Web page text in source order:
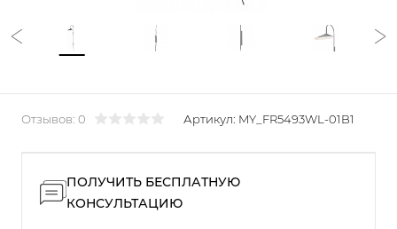
Отзывов: 0 Артикул: MY_FR5493WL-01B1
ПОЛУЧИТЬ БЕСПЛАТНУЮ
КОНСУЛЬТАЦИЮ